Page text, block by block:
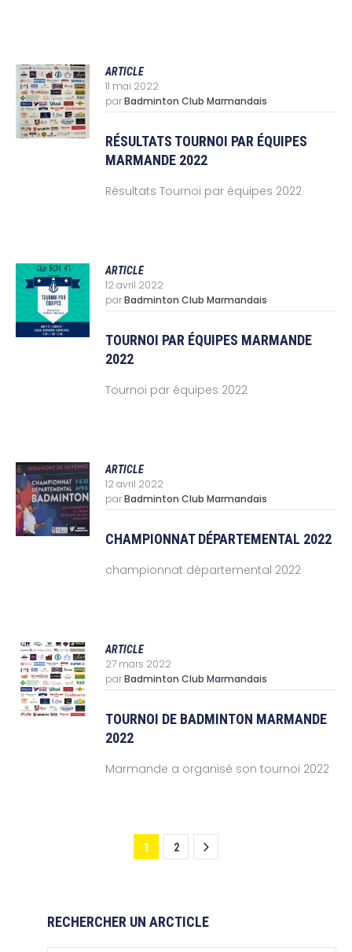
ARTICLE
11 mai 2022
parBadminton Club Marmandais
RÉSULTATS TOURNOI PAR ÉQUIPES
MARMANDE 2022
Résultats Tournoi par équipes 2022
ARTICLE
12 avril 2022
parBadminton Club Marmandais
TOURNOI PAR ÉQUIPES MARMANDE
2022
Tournoi par équipes 2022
ARTICLE
12 avril 2022
parBadminton Club Marmandais
CHAMPIONNAT DÉPARTEMENTAL 2022
championnat départemental 2022
ARTICLE
27 mars 2022
parBadminton Club Marmandais
TOURNOI DE BADMINTON MARMANDE
2022
Marmande a organisé son tournoi 2022
1 2
RECHERCHER UN ARCTICLE